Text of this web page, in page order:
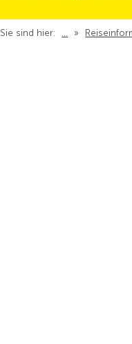
Sie sind hier: … »